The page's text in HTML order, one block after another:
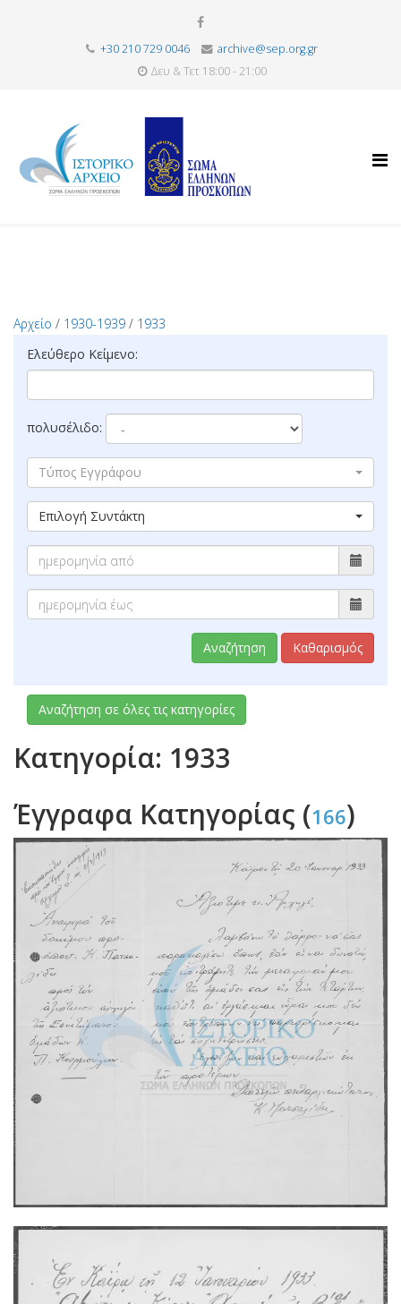
+30 210 729 0046
archive@sep.org.gr
Δευ & Τετ 18:00 - 21:00
Αρχείο / 1930-1939 / 1933
Ελεύθερο Κείμενο:
πολυσέλιδο:
Τύπος Εγγράφου
Επιλογή Συντάκτη
Αναζήτηση Καθαρισμός
Αναζήτηση σε όλες τις κατηγορίες
Κατηγορία: 1933
Έγγραφα Κατηγορίας (166)